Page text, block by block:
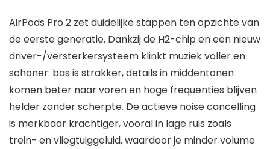
AirPods Pro 2 zet duidelijke stappen ten opzichte van
de eerste generatie. Dankzij de H2-chip en een nieuw
driver-/versterkersysteem klinkt muziek voller en
schoner: bas is strakker, details in middentonen
komen beter naar voren en hoge frequenties blijven
helder zonder scherpte. De actieve noise cancelling
is merkbaar krachtiger, vooral in lage ruis zoals
trein- en vliegtuiggeluid, waardoor je minder volume